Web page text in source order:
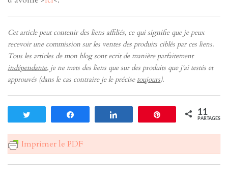
Cet article peut contenir des liens affiliés, ce qui signifie que je peux
recevoir une commission sur les ventes des produits ciblés par ces liens.
Tous les articles de mon blog sont ecrit de manière parfaitement
indépendante, je ne mets des liens que sur des produits que j'ai testés et
approuvés (dans le cas contraire je le précise toujours).
Enregistrer11
PARTAGES
Imprimer le PDF